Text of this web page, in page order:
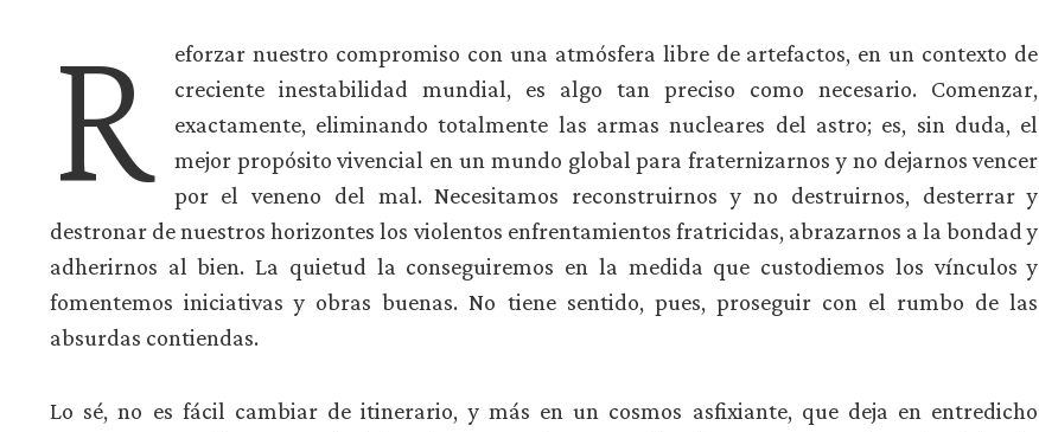
R
eforzar nuestro compromiso con una atmósfera libre de artefactos, en un contexto de
creciente inestabilidad mundial, es algo tan preciso como necesario. Comenzar,
exactamente, eliminando totalmente las armas nucleares del astro; es, sin duda, el
mejor propósito vivencial en un mundo global para fraternizarnos y no dejarnos vencer
por el veneno del mal. Necesitamos reconstruirnos y no destruirnos, desterrar y
destronar de nuestros horizontes los violentos enfrentamientos fratricidas, abrazarnos a la bondad y
adherirnos al bien. La quietud la conseguiremos en la medida que custodiemos los vínculos y
fomentemos iniciativas y obras buenas. No tiene sentido, pues, proseguir con el rumbo de las
absurdas contiendas.
Lo sé, no es fácil cambiar de itinerario, y más en un cosmos asfixiante, que deja en entredicho